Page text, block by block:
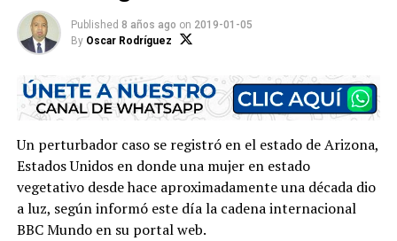
Published 8 años ago on 2019-01-05
By Oscar Rodríguez
Un perturbador caso se registró en el estado de Arizona,
Estados Unidos en donde una mujer en estado
vegetativo desde hace aproximadamente una década dio
a luz, según informó este día la cadena internacional
BBC Mundo en su portal web.